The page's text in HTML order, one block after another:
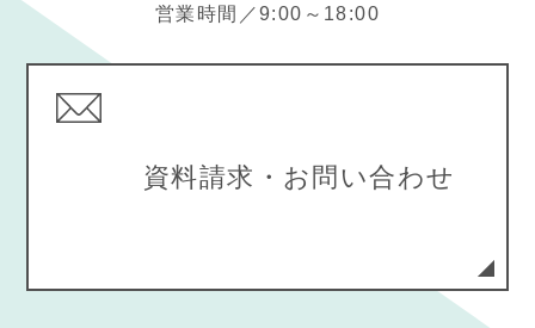
営業時間／9:00～18:00
資料請求・お問い合わせ